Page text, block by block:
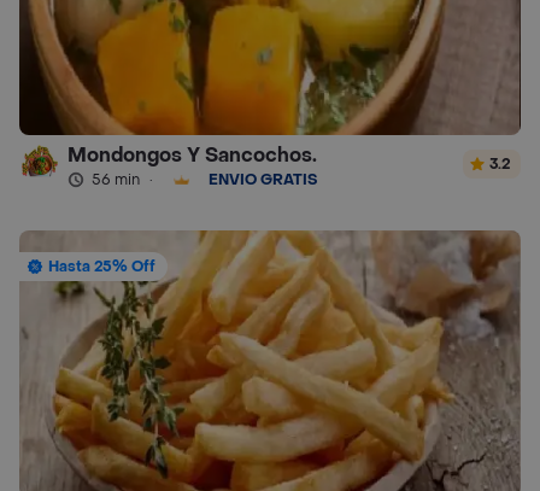
Mondongos Y Sancochos.
56 min · ENVÍO GRATIS
3.2
Hasta 25% Off